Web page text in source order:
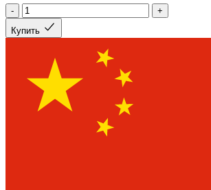
-
+
Купить